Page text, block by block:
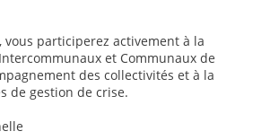
vous participerez activement à la
et Communaux de
des collectivités et à la
de gestion de crise.